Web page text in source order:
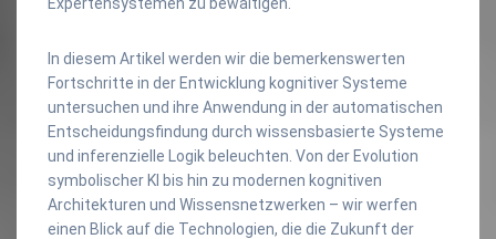
In diesem Artikel werden wir die bemerkenswerten
Fortschritte in der Entwicklung kognitiver Systeme
untersuchen und ihre Anwendung in der automatischen
Entscheidungsfindung durch wissensbasierte Systeme
und inferenzielle Logik beleuchten. Von der Evolution
symbolischer KI bis hin zu modernen kognitiven
Architekturen und Wissensnetzwerken – wir werfen
einen Blick auf die Technologien, die die Zukunft der